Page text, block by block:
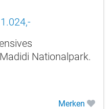
Nationalpark.
Merken